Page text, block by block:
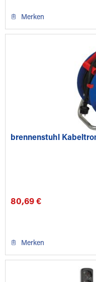
Merken
brennenstuhl
80,69 €
Merken